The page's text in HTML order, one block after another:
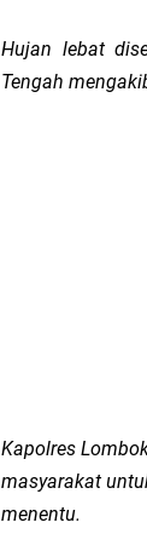
Hujan lebat
Tengah
Kapolres
masyarakat
menentu.